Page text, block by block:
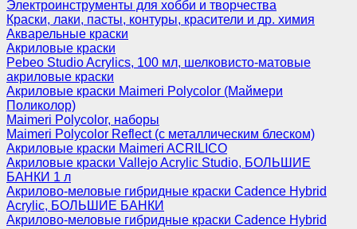
Электроинструменты для хобби и творчества
Краски, лаки, пасты, контуры, красители и др. химия
Акварельные краски
Акриловые краски
Pebeo Studio Acrylics, 100 мл, шелковисто-матовые
акриловые краски
Акриловые краски Maimeri Polycolor (Маймери
Поликолор)
Maimeri Polycolor, наборы
Maimeri Polycolor Reflect (с металлическим блеском)
Акриловые краски Maimeri ACRILICO
Акриловые краски Vallejo Acrylic Studio, БОЛЬШИЕ
БАНКИ 1 л
Акрилово-меловые гибридные краски Cadence Hybrid
Acrylic, БОЛЬШИЕ БАНКИ
Акрилово-меловые гибридные краски Cadence Hybrid